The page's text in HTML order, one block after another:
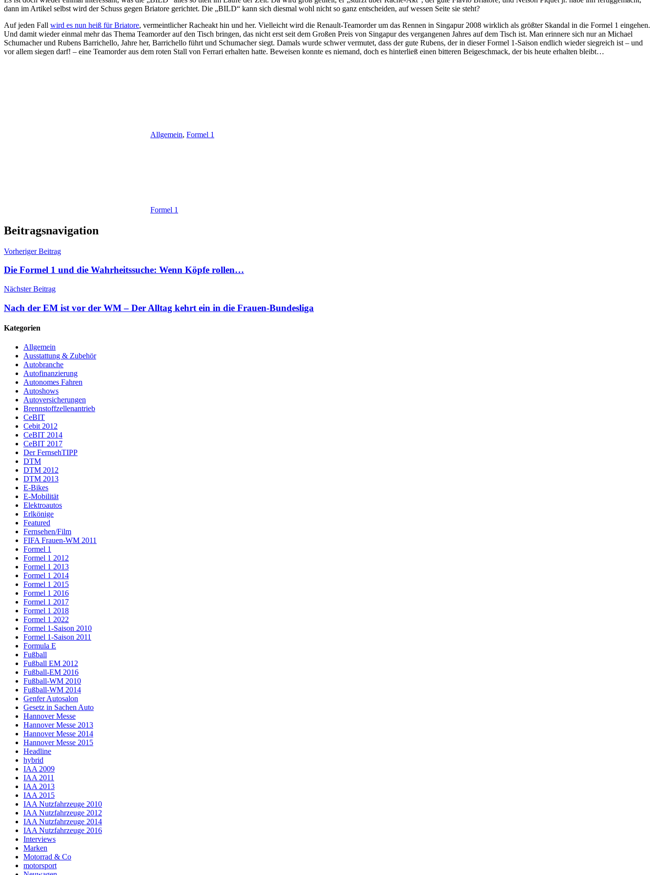
dann im Artikel selbst wird der Schuss gegen Briatore gerichtet. Die „BILD“ kann sich diesmal wohl nicht so ganz entscheiden, auf wessen Seite sie steht?
Auf jeden Fall wird es nun heiß für Briatore, vermeintlicher Racheakt hin und her. Vielleicht wird die Renault-Teamorder um das Rennen in Singapur 2008 wirklich als größter Skandal in die Formel 1 eingehen.
Und damit wieder einmal mehr das Thema Teamorder auf den Tisch bringen, das nicht erst seit dem Großen Preis von Singapur des vergangenen Jahres auf dem Tisch ist. Man erinnere sich nur an Michael
Schumacher und Rubens Barrichello, Jahre her, Barrichello führt und Schumacher siegt. Damals wurde schwer vermutet, dass der gute Rubens, der in dieser Formel 1-Saison endlich wieder siegreich ist – und
vor allem siegen darf! – eine Teamorder aus dem roten Stall von Ferrari erhalten hatte. Beweisen konnte es niemand, doch es hinterließ einen bitteren Beigeschmack, der bis heute erhalten bleibt…
Allgemein, Formel 1
Formel 1
Beitragsnavigation
Vorheriger Beitrag
Die Formel 1 und die Wahrheitssuche: Wenn Köpfe rollen…
Nächster Beitrag
Nach der EM ist vor der WM – Der Alltag kehrt ein in die Frauen-Bundesliga
Kategorien
Allgemein
Ausstattung & Zubehör
Autobranche
Autofinanzierung
Autonomes Fahren
Autoshows
Autoversicherungen
Brennstoffzellenantrieb
CeBIT
Cebit 2012
CeBIT 2014
CeBIT 2017
Der FernsehTIPP
DTM
DTM 2012
DTM 2013
E-Bikes
E-Mobilität
Elektroautos
Erlkönige
Featured
Fernsehen/Film
FIFA Frauen-WM 2011
Formel 1
Formel 1 2012
Formel 1 2013
Formel 1 2014
Formel 1 2015
Formel 1 2016
Formel 1 2017
Formel 1 2018
Formel 1 2022
Formel 1-Saison 2010
Formel 1-Saison 2011
Formula E
Fußball
Fußball EM 2012
Fußball-EM 2016
Fußball-WM 2010
Fußball-WM 2014
Genfer Autosalon
Gesetz in Sachen Auto
Hannover Messe
Hannover Messe 2013
Hannover Messe 2014
Hannover Messe 2015
Headline
hybrid
IAA 2009
IAA 2011
IAA 2013
IAA 2015
IAA Nutzfahrzeuge 2010
IAA Nutzfahrzeuge 2012
IAA Nutzfahrzeuge 2014
IAA Nutzfahrzeuge 2016
Interviews
Marken
Motorrad & Co
motorsport